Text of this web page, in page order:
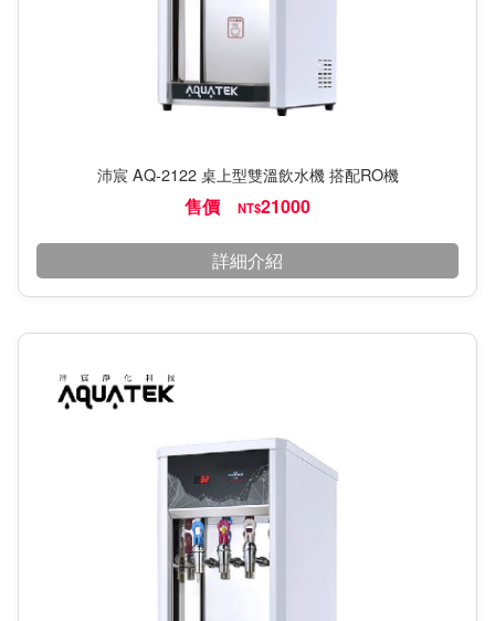
沛宸 AQ-2122 桌上型雙溫飲水機 搭配RO機
售價 NT$21000
詳細介紹